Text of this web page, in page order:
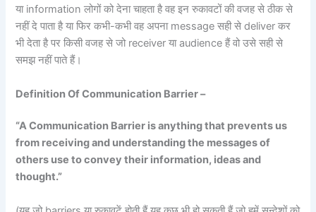
या information लोगों को देना चाहता है वह इन रुकावटों की वजह से ठीक से
नहीं दे पाता है या फिर कभी-कभी वह अपना message सही से deliver कर
भी देता है पर किसी वजह से जो receiver या audience हैं वो उसे सही से
समझ नहीं पाते हैं।
Definition Of Communication Barrier –
“A Communication Barrier is anything that prevents us
from receiving and understanding the messages of
others use to convey their information, ideas and
thought.”